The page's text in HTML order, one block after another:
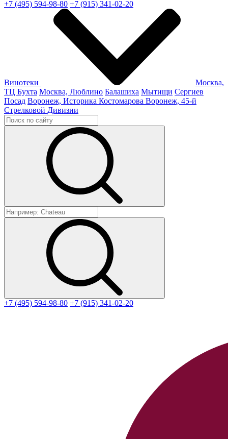
+7 (495) 594-98-80 +7 (915) 341-02-20
Винотеки
Москва,
ТЦ Бухта Москва, Люблино Балашиха Мытищи Сергиев
Посад Воронеж, Историка Костомарова Воронеж, 45-й
Стрелковой Дивизии
+7 (495) 594-98-80 +7 (915) 341-02-20